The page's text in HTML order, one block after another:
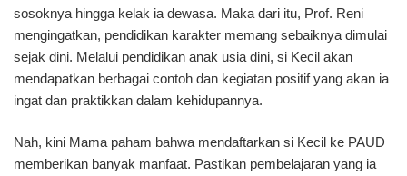
sosoknya hingga kelak ia dewasa. Maka dari itu, Prof. Reni
mengingatkan, pendidikan karakter memang sebaiknya dimulai
sejak dini. Melalui pendidikan anak usia dini, si Kecil akan
mendapatkan berbagai contoh dan kegiatan positif yang akan ia
ingat dan praktikkan dalam kehidupannya.
Nah, kini Mama paham bahwa mendaftarkan si Kecil ke PAUD
memberikan banyak manfaat. Pastikan pembelajaran yang ia